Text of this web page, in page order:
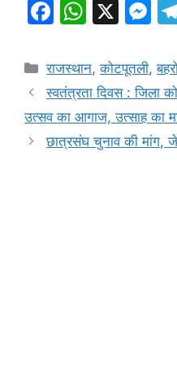
F
c
e
b
o
W
at
s
A
p
X
M
s
s
e
n
Categories
राजस्थान,कोटपूतली,
स्वतंत्रता दिवस : जिला
उत्सव का आगाज, उत्साह का
छात्रसंघ चुनाव की मांग,